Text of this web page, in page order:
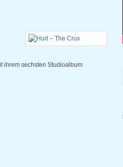
ihrem sechsten Studioalbum